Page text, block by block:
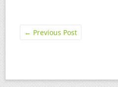
← Previous Post